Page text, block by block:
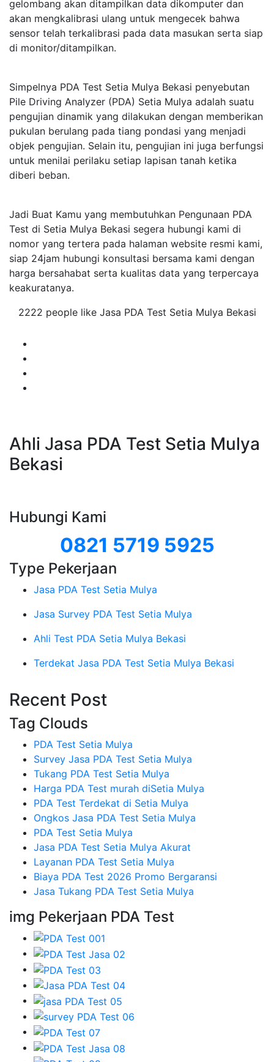
gelombang akan ditampilkan data dikomputer dan
akan mengkalibrasi ulang untuk mengecek bahwa
sensor telah terkalibrasi pada data masukan serta siap
di monitor/ditampilkan.
Simpelnya PDA Test Setia Mulya Bekasi penyebutan
Pile Driving Analyzer (PDA) Setia Mulya adalah suatu
pengujian dinamik yang dilakukan dengan memberikan
pukulan berulang pada tiang pondasi yang menjadi
objek pengujian. Selain itu, pengujian ini juga berfungsi
untuk menilai perilaku setiap lapisan tanah ketika
diberi beban.
Jadi Buat Kamu yang membutuhkan Pengunaan PDA
Test di Setia Mulya Bekasi segera hubungi kami di
nomor yang tertera pada halaman website resmi kami,
siap 24jam hubungi konsultasi bersama kami dengan
harga bersahabat serta kualitas data yang terpercaya
keakuratanya.
2222 people like Jasa PDA Test Setia Mulya Bekasi
Ahli Jasa PDA Test Setia Mulya
Bekasi
Hubungi Kami
0821 5719 5925
Type Pekerjaan
Jasa PDA Test Setia Mulya
Jasa Survey PDA Test Setia Mulya
Ahli Test PDA Setia Mulya Bekasi
Terdekat Jasa PDA Test Setia Mulya Bekasi
Recent Post
Tag Clouds
PDA Test Setia Mulya
Survey Jasa PDA Test Setia Mulya
Tukang PDA Test Setia Mulya
Harga PDA Test murah diSetia Mulya
PDA Test Terdekat di Setia Mulya
Ongkos Jasa PDA Test Setia Mulya
PDA Test Setia Mulya
Jasa PDA Test Setia Mulya Akurat
Layanan PDA Test Setia Mulya
Biaya PDA Test 2026 Promo Bergaransi
Jasa Tukang PDA Test Setia Mulya
img Pekerjaan PDA Test